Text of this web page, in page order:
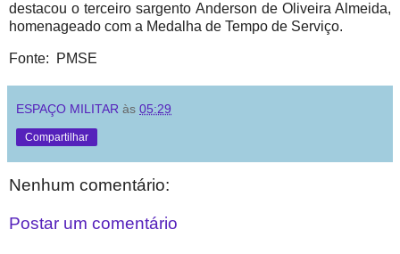
destacou o terceiro sargento Anderson de Oliveira Almeida,
homenageado com a Medalha de Tempo de Serviço.
Fonte: PMSE
ESPAÇO MILITAR às 05:29
Compartilhar
Nenhum comentário:
Postar um comentário